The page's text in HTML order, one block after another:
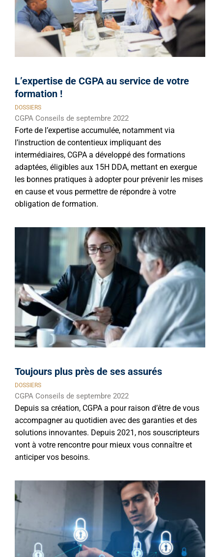
L’expertise de CGPA au service de votre
formation !
DOSSIERS
CGPA Conseils de septembre 2022
Forte de l’expertise accumulée, notamment via
l’instruction de contentieux impliquant des
intermédiaires, CGPA a développé des formations
adaptées, éligibles aux 15H DDA, mettant en exergue
les bonnes pratiques à adopter pour prévenir les mises
en cause et vous permettre de répondre à votre
obligation de formation.
Toujours plus près de ses assurés
DOSSIERS
CGPA Conseils de septembre 2022
Depuis sa création, CGPA a pour raison d’être de vous
accompagner au quotidien avec des garanties et des
solutions innovantes. Depuis 2021, nos souscripteurs
vont à votre rencontre pour mieux vous connaître et
anticiper vos besoins.